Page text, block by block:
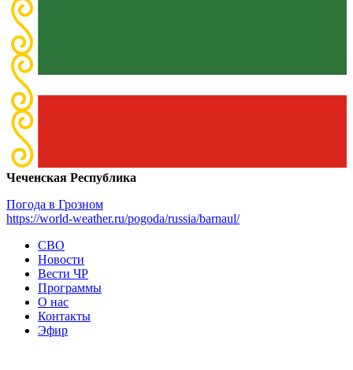
Чеченская Республика
Погода в Грозном
https://world-weather.ru/pogoda/russia/barnaul/
СВО
Новости
Вести ЧР
Программы
О нас
Контакты
Эфир